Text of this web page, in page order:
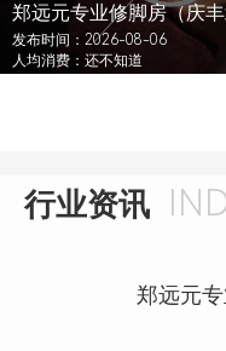
发布时间：2026-08-06
人均消费：还不知道
行业资讯